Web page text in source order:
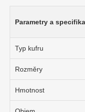
Parametry a
Typ kufru
Rozměry
Hmotnost